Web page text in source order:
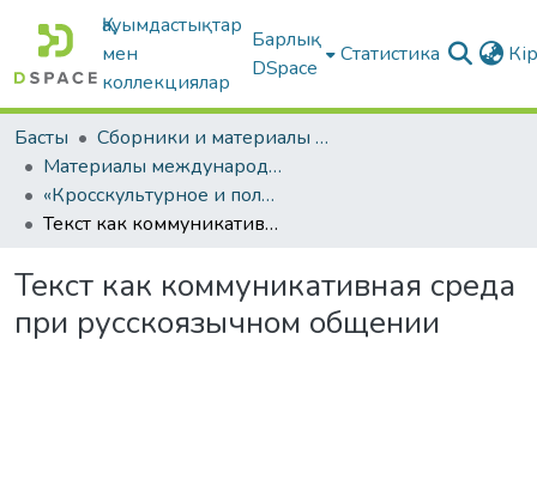
Қауымдастықтар
мен
коллекциялар
Барлық
DSpace
Статистика
Басты
Сборники и материалы конференций
Материалы международных научно-практических конференций
«Кросскультурное и полиязычное образование в современном мире»
Текст как коммуникативная среда при русскоязычном общении
Текст как коммуникативная среда
при русскоязычном общении